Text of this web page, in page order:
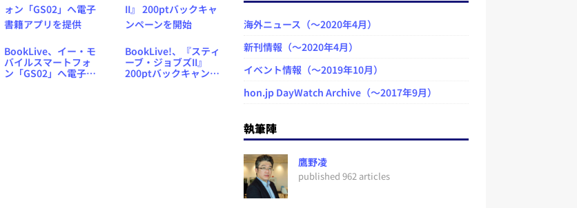
BookLive、イー・モ
バイルスマートフォ
ン「GS02」へ電子書
BookLive!、『スティ
ーブ・ジョブズII』
200ptバックキャンペ
海外ニュース（～2020年4月）
新刊情報（～2020年4月）
イベント情報（～2019年10月）
hon.jp DayWatch Archive（～2017年9月）
執筆陣
鷹野凌
published 962 articles